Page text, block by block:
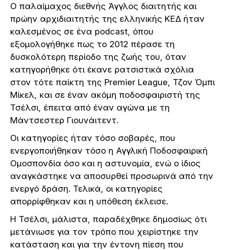
Ο παλαίμαχος διεθνής Άγγλος διαιτητής και
πρώην αρχιδιαιτητής της ελληνικής ΚΕΔ ήταν
καλεσμένος σε ένα podcast, όπου
εξομολογήθηκε πως το 2012 πέρασε τη
δυσκολότερη περίοδο της ζωής του, όταν
κατηγορήθηκε ότι έκανε ρατσιστικά σχόλια
στον τότε παίκτη της Premier League, Τζον Όμπι
Μίκελ, και σε έναν ακόμη ποδοσφαιριστή της
Τσέλσι, έπειτα από έναν αγώνα με τη
Μάντσεστερ Γιουνάιτεντ.
Οι κατηγορίες ήταν τόσο σοβαρές, που
ενεργοποιήθηκαν τόσο η Αγγλική Ποδοσφαιρική
Ομοσπονδία όσο και η αστυνομία, ενώ ο ίδιος
αναγκάστηκε να αποσυρθεί προσωρινά από την
ενεργό δράση. Τελικά, οι κατηγορίες
απορρίφθηκαν και η υπόθεση έκλεισε.
Η Τσέλσι, μάλιστα, παραδέχθηκε δημοσίως ότι
μετάνιωσε για τον τρόπο που χειρίστηκε την
κατάσταση και για την έντονη πίεση που